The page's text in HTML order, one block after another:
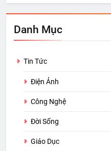
Danh Mục
Tin Tức
Điện Ảnh
Công Nghệ
Đời Sống
Giáo Dục